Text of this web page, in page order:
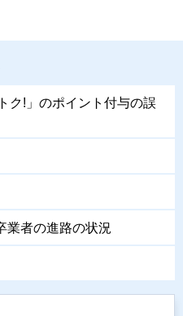
ク!」のポイント付与の誤
業者の進路の状況